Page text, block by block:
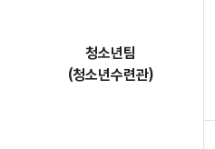
청소년팀
(청소년수련관)